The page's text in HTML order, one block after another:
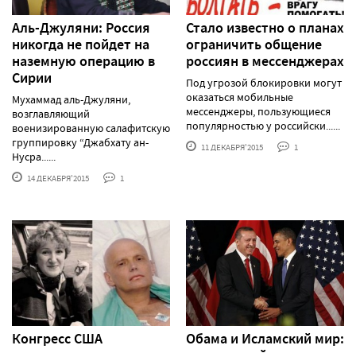
Аль-Джуляни: Россия
никогда не пойдет на
наземную операцию в
Сирии
Мухаммад аль-Джуляни,
возглавляющий
военизированную салафитскую
группировку “Джабхату ан-
Нусра......
14 ДЕКАБРЯ'2015 1
Стало известно о планах
ограничить общение
россиян в мессенджерах
Под угрозой блокировки могут
оказаться мобильные
мессенджеры, пользующиеся
популярностью у российски......
11 ДЕКАБРЯ'2015 1
Конгресс США
Обама и Исламский мир: